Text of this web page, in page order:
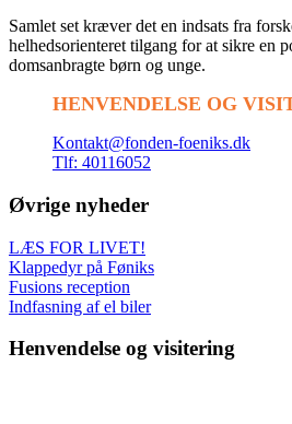
Samlet set kræver det en indsats fra
helhedsorienteret tilgang for at sikre en
domsanbragte børn og unge.
HENVENDELSE OG
Kontakt@fonden-foeniks.dk
Tlf: 40116052
Øvrige nyheder
LÆS FOR LIVET!
Klappedyr på Føniks
Fusions reception
Indfasning af el biler
Henvendelse og visitering